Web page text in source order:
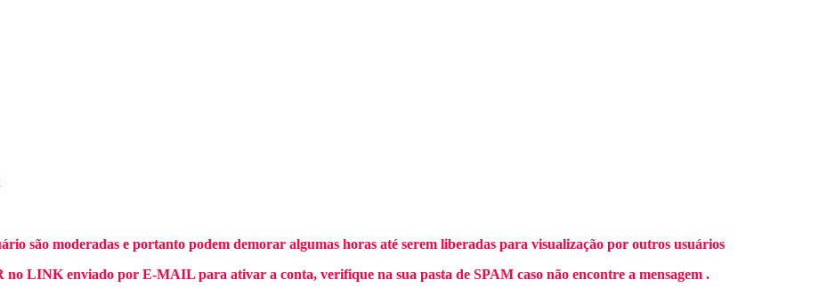
são moderadas e portanto podem demorar algumas horas até serem liberadas para visualização por outros usuários
LINK enviado por E-MAIL para ativar a conta, verifique na sua pasta de SPAM caso não encontre a mensagem .